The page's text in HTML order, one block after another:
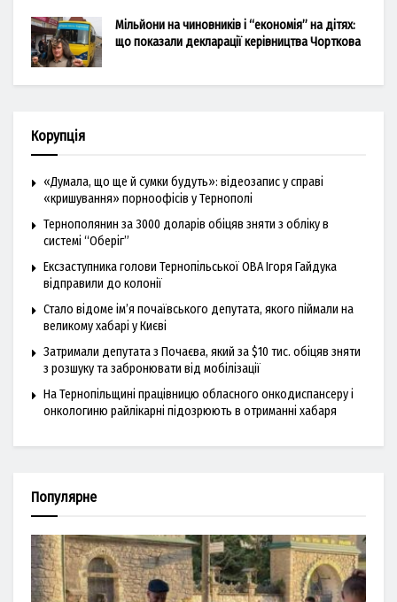
Мільйони на чиновників і “економія” на дітях:
що показали декларації керівництва Чорткова
Корупція
«Думала, що ще й сумки будуть»: відеозапис у справі
«кришування» порноофісів у Тернополі
Тернополянин за 3000 доларів обіцяв зняти з обліку в
системі “Оберіг”
Ексзаступника голови Тернопільської ОВА Ігоря Гайдука
відправили до колонії
Стало відоме ім’я почаївського депутата, якого піймали на
великому хабарі у Києві
Затримали депутата з Почаєва, який за $10 тис. обіцяв зняти
з розшуку та забронювати від мобілізації
На Тернопільщині працівницю обласного онкодиспансеру і
онкологиню райлікарні підозрюють в отриманні хабаря
Популярне